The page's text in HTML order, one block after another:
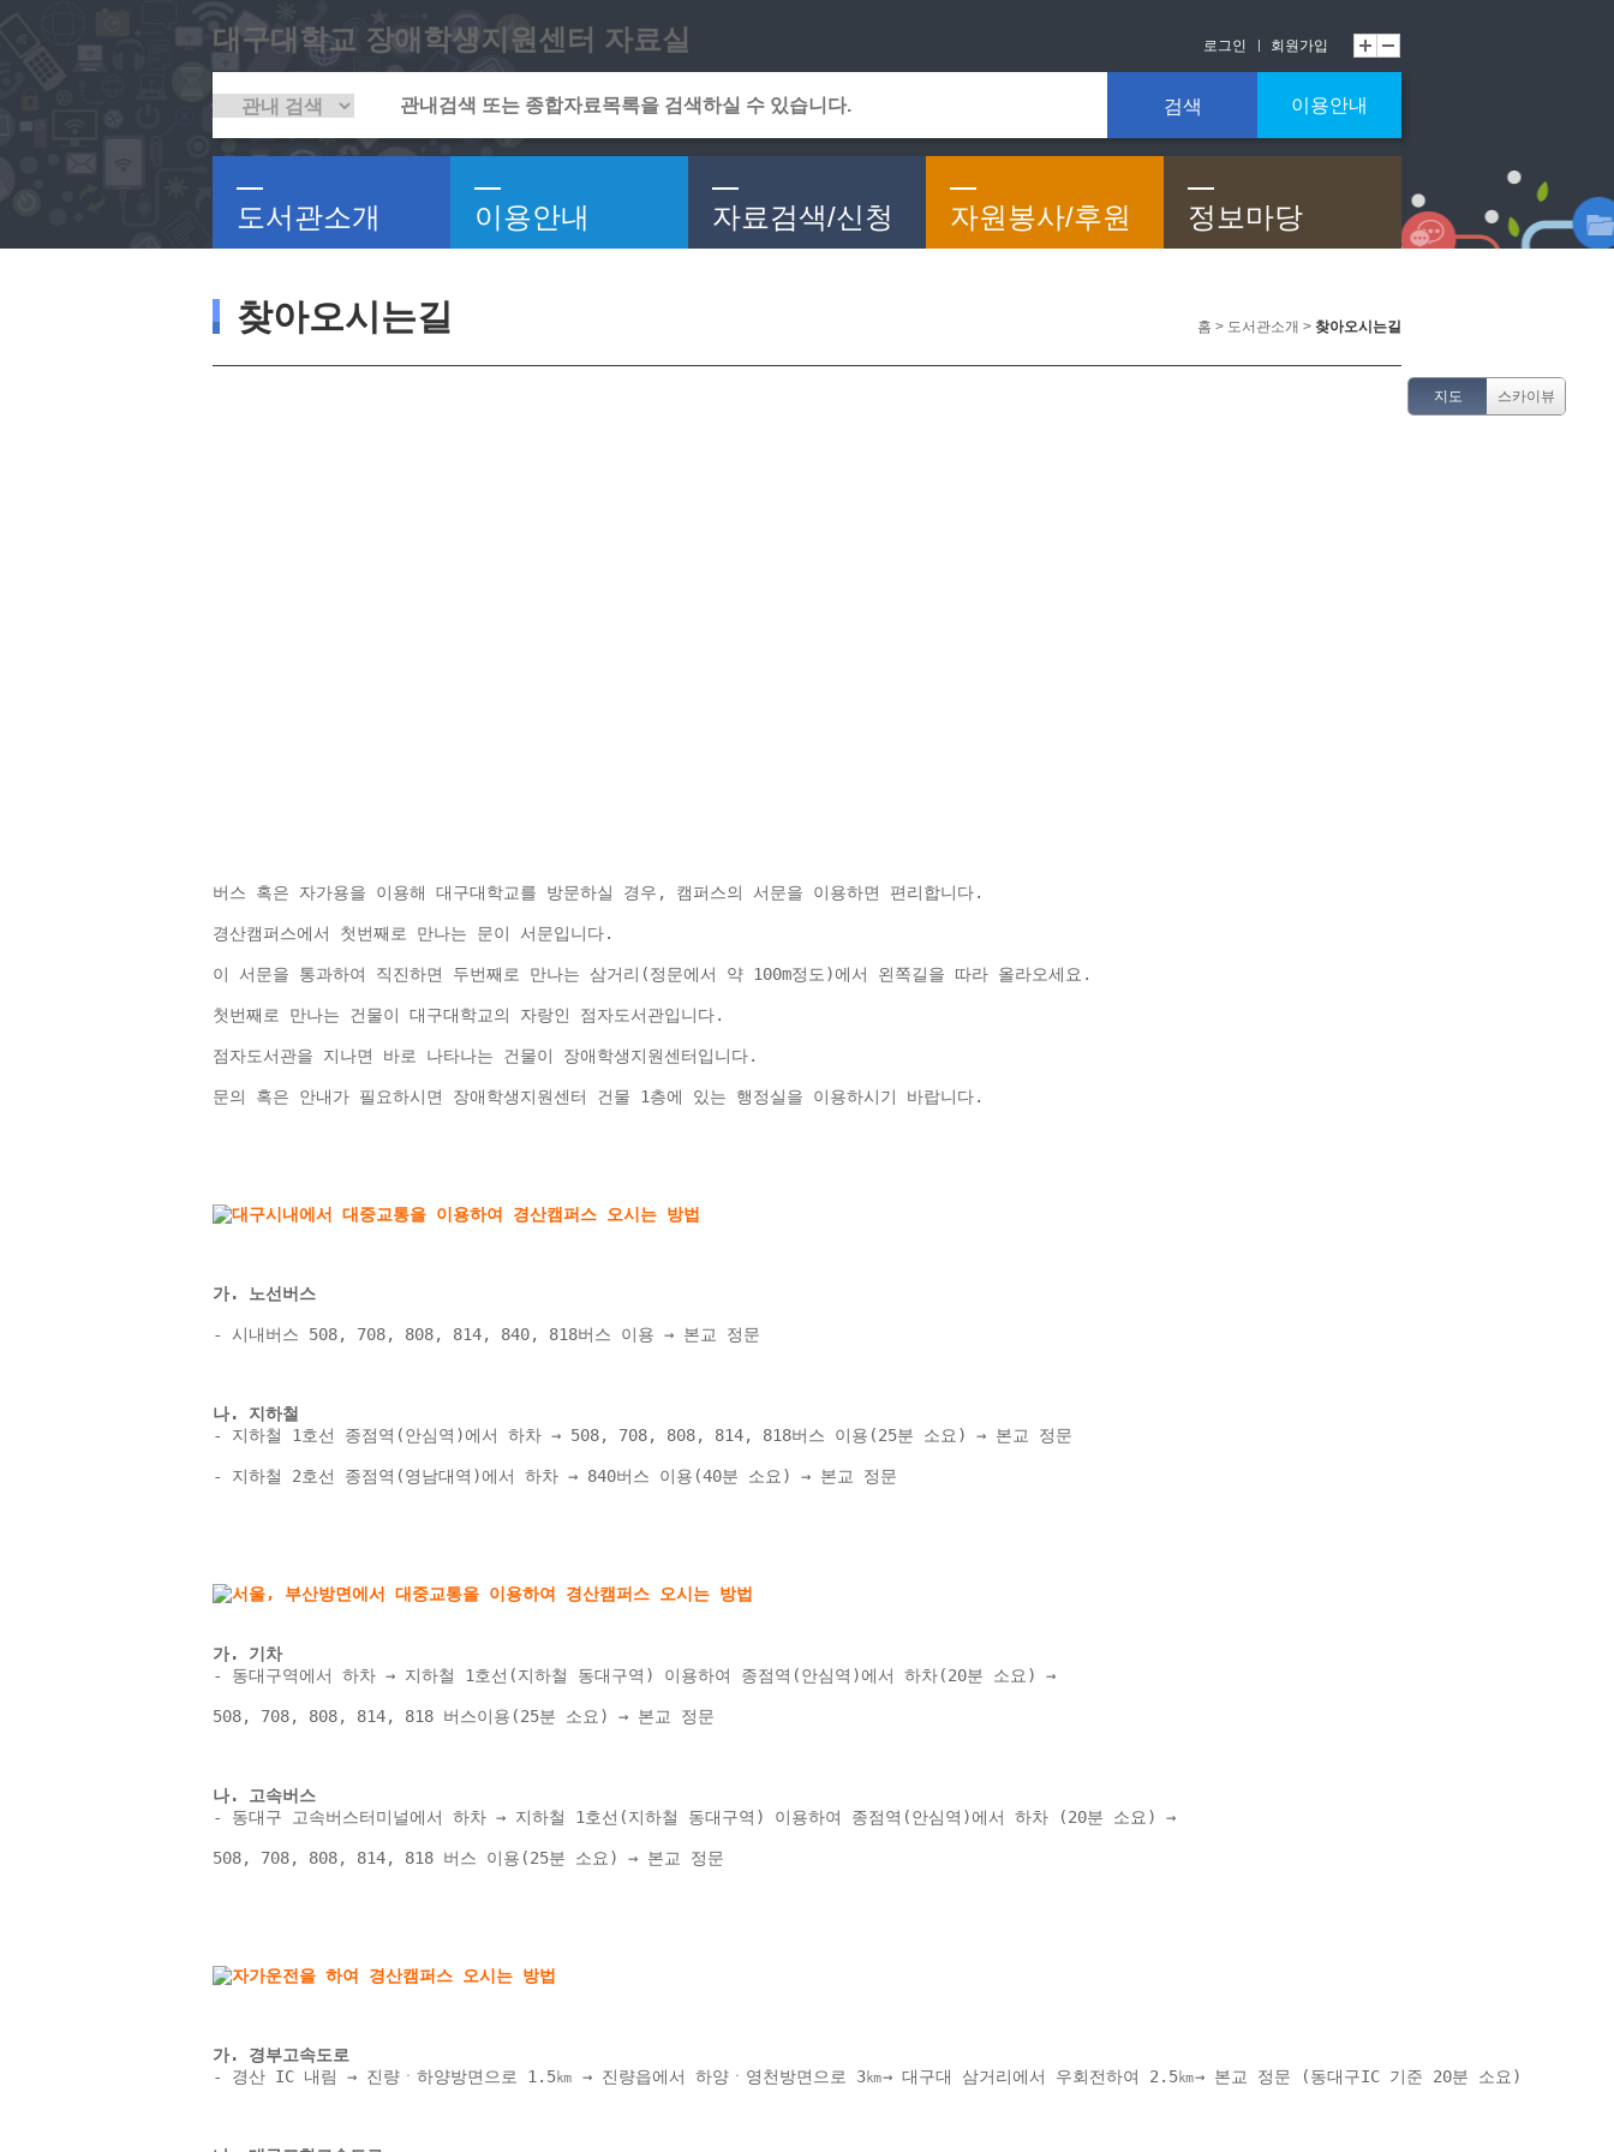
대구대학교 장애학생지원센터 자료실 로그인 회원가입
검색 이용안내
도서관소개 이용안내 자료검색/신청 자원봉사/후원 정보마당
찾아오시는길 홈 > 도서관소개 > 찾아오시는길
지도 스카이뷰
버스 혹은 자가용을 이용해 대구대학교를 방문하실 경우, 캠퍼스의 서문을 이용하면 편리합니다.
경산캠퍼스에서 첫번째로 만나는 문이 서문입니다.
이 서문을 통과하여 직진하면 두번째로 만나는 삼거리(정문에서 약 100m정도)에서 왼쪽길을 따라 올라오세요.
첫번째로 만나는 건물이 대구대학교의 자랑인 점자도서관입니다.
점자도서관을 지나면 바로 나타나는 건물이 장애학생지원센터입니다.
문의 혹은 안내가 필요하시면 장애학생지원센터 건물 1층에 있는 행정실을 이용하시기 바랍니다.
가. 노선버스
- 시내버스 508, 708, 808, 814, 840, 818버스 이용 → 본교 정문
나. 지하철
- 지하철 1호선 종점역(안심역)에서 하차 → 508, 708, 808, 814, 818버스 이용(25분 소요) → 본교 정문
- 지하철 2호선 종점역(영남대역)에서 하차 → 840버스 이용(40분 소요) → 본교 정문
가. 기차
- 동대구역에서 하차 → 지하철 1호선(지하철 동대구역) 이용하여 종점역(안심역)에서 하차(20분 소요) →
508, 708, 808, 814, 818 버스이용(25분 소요) → 본교 정문
나. 고속버스
- 동대구 고속버스터미널에서 하차 → 지하철 1호선(지하철 동대구역) 이용하여 종점역(안심역)에서 하차 (20분 소요) →
508, 708, 808, 814, 818 버스 이용(25분 소요) → 본교 정문
가. 경부고속도로
- 경산 IC 내림 → 진량ㆍ하양방면으로 1.5㎞ → 진량읍에서 하양ㆍ영천방면으로 3㎞→ 대구대 삼거리에서 우회전하여 2.5㎞→ 본교 정문 (동대구IC 기준 20분 소요)